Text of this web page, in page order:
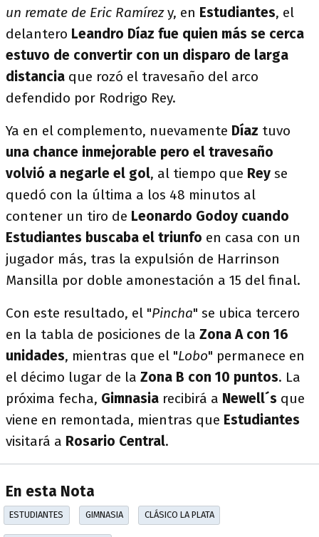
un remate de Eric Ramírezy, en Estudiantes, el
delantero Leandro Díaz fue quien más se cerca
estuvo de convertir con un disparo de larga
distancia que rozó el travesaño del arco
defendido por Rodrigo Rey.
Ya en el complemento, nuevamente Díaz tuvo
una chance inmejorable pero el travesaño
volvió a negarle el gol, al tiempo que Rey se
quedó con la última a los 48 minutos al
contener un tiro de Leonardo Godoy cuando
Estudiantes buscaba el triunfo en casa con un
jugador más, tras la expulsión de Harrinson
Mansilla por doble amonestación a 15 del final.
Con este resultado, el "Pincha" se ubica tercero
en la tabla de posiciones de la Zona A con 16
unidades, mientras que el "Lobo" permanece en
el décimo lugar de la Zona B con 10 puntos. La
próxima fecha, Gimnasia recibirá a Newell´s que
viene en remontada, mientras que Estudiantes
visitará a Rosario Central.
En esta Nota
ESTUDIANTES GIMNASIA CLÁSICO LA PLATA